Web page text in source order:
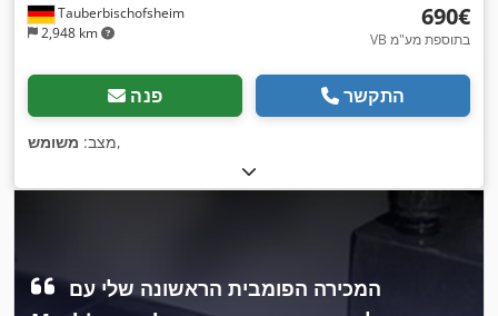
Tauberbischofsheim
2,948 km
‏690 ‏€
VB בתוספת מע"מ
פנה התקשר
מצב: משומש ,
המכירה הפומבית הראשונה שלי עם